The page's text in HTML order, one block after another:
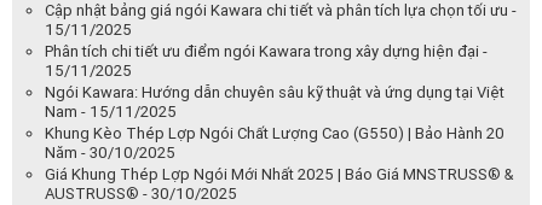
Cập nhật bảng giá ngói Kawara chi tiết và phân tích lựa chọn tối ưu -
15/11/2025
Phân tích chi tiết ưu điểm ngói Kawara trong xây dựng hiện đại -
15/11/2025
Ngói Kawara: Hướng dẫn chuyên sâu kỹ thuật và ứng dụng tại Việt
Nam - 15/11/2025
Khung Kèo Thép Lợp Ngói Chất Lượng Cao (G550) | Bảo Hành 20
Năm - 30/10/2025
Giá Khung Thép Lợp Ngói Mới Nhất 2025 | Báo Giá MNSTRUSS® &
AUSTRUSS® - 30/10/2025